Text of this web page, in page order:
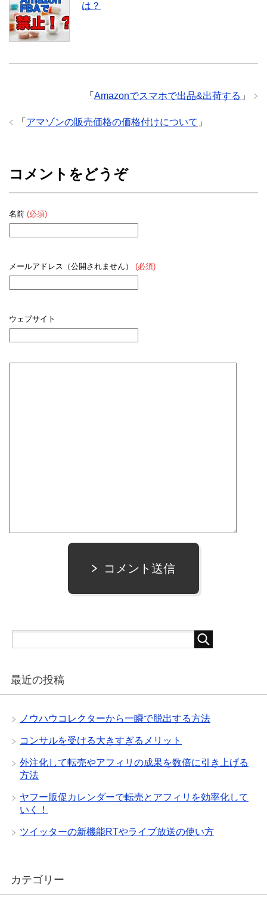
は？
「 Amazonでスマホで出品&出荷する 」
「 アマゾンの販売価格の価格付けについて 」
コメントをどうぞ
名前 (必須)
メールアドレス（公開されません） (必須)
ウェブサイト
コメント送信
最近の投稿
ノウハウコレクターから一瞬で脱出する方法
コンサルを受ける大きすぎるメリット
外注化して転売やアフィリの成果を数倍に引き上げる
方法
ヤフー販促カレンダーで転売とアフィリを効率化して
いく！
ツイッターの新機能RTやライブ放送の使い方
カテゴリー